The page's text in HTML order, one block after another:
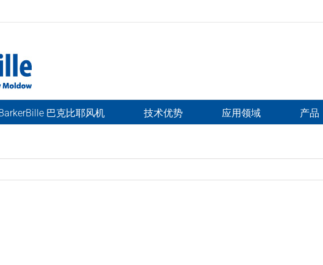
巴克比耶风机 技术优势 应用领域 产品